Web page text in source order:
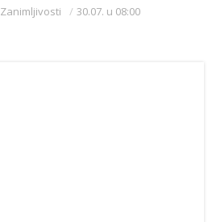
Zanimljivosti 30.07. u 08:00